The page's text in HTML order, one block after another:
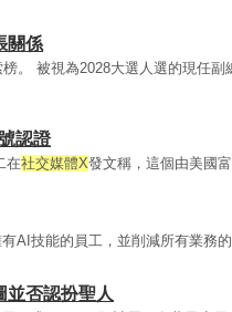
關係
。 被視為2028大選人選的現任副
認證
在社交媒體X發文稱，這個由美國
AI技能的員工，並削減所有業務
並否認扮聖人